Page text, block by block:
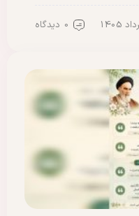
0 دیدگاه